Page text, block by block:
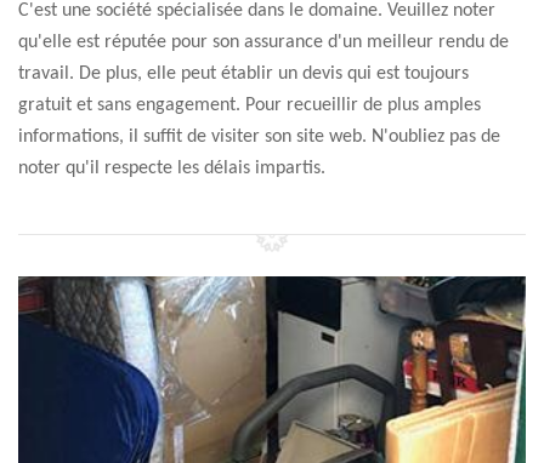
C'est une société spécialisée dans le domaine. Veuillez noter
qu'elle est réputée pour son assurance d'un meilleur rendu de
travail. De plus, elle peut établir un devis qui est toujours
gratuit et sans engagement. Pour recueillir de plus amples
informations, il suffit de visiter son site web. N'oubliez pas de
noter qu'il respecte les délais impartis.